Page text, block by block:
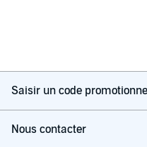
Saisir un code
Nous contacter